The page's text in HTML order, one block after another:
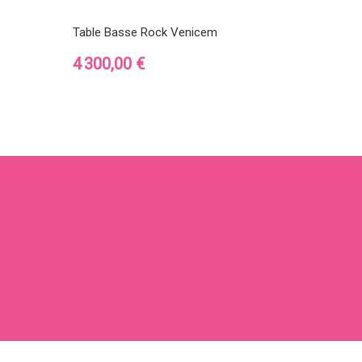
Table Basse Rock Venicem
Prix
4 300,00 €